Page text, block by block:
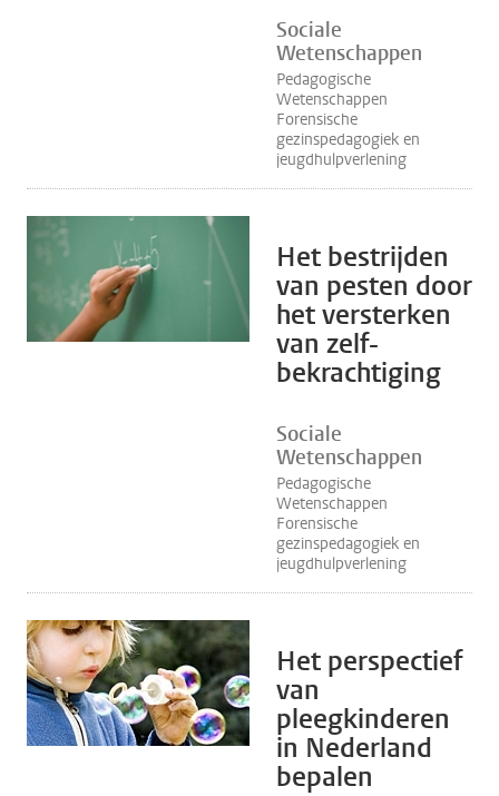
Sociale
Wetenschappen
Pedagogische
Wetenschappen
Forensische
gezinspedagogiek en
jeugdhulpverlening
Het bestrijden
van pesten door
het versterken
van zelf-
bekrachtiging
Sociale
Wetenschappen
Pedagogische
Wetenschappen
Forensische
gezinspedagogiek en
jeugdhulpverlening
Het perspectief
van
pleegkinderen
in Nederland
bepalen